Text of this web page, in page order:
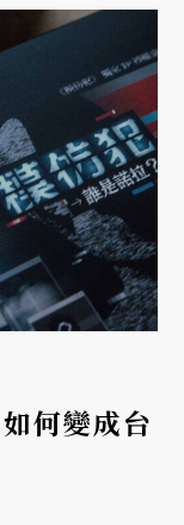
何變成台